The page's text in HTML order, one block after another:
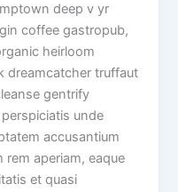
deep v yr
coffee gastropub,
heirloom
dreamcatcher truffaut
gentrify
unde
accusantium
aperiam, eaque
et quasi